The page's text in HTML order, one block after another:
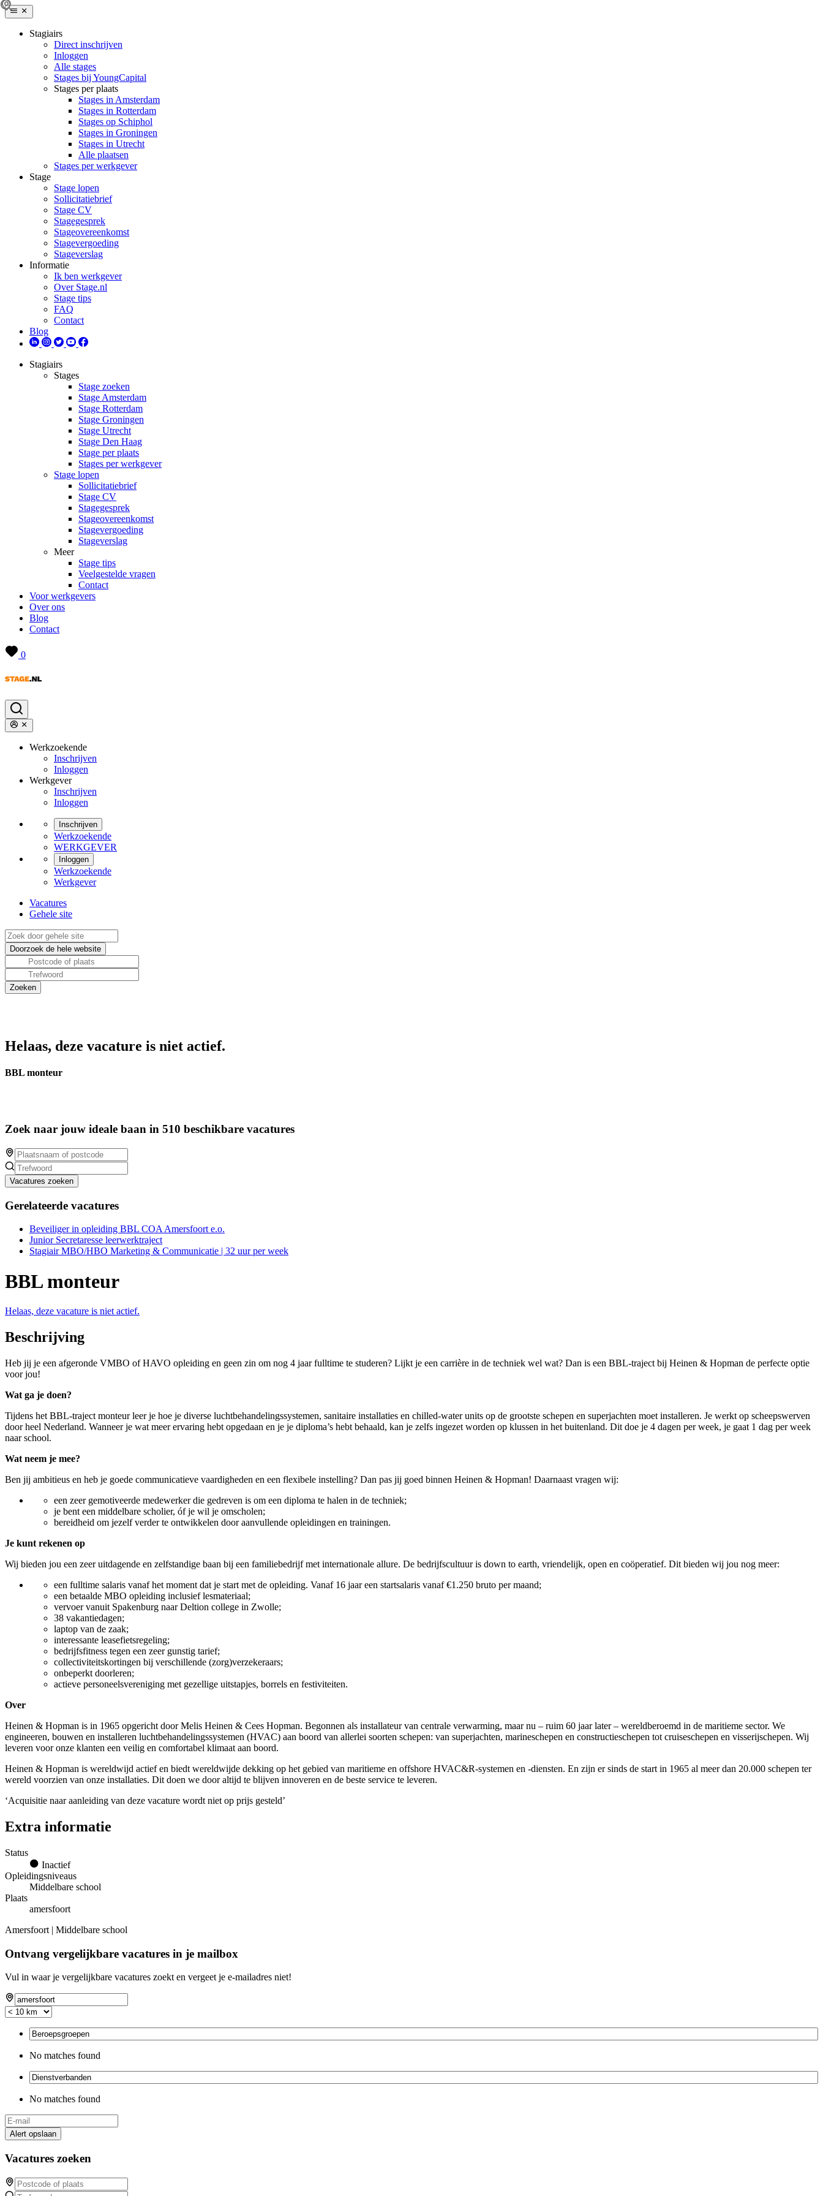
Stagiairs
Direct inschrijven
Inloggen
Alle stages
Stages bij YoungCapital
Stages per plaats
Stages in Amsterdam
Stages in Rotterdam
Stages op Schiphol
Stages in Groningen
Stages in Utrecht
Alle plaatsen
Stages per werkgever
Stage
Stage lopen
Sollicitatiebrief
Stage CV
Stagegesprek
Stageovereenkomst
Stagevergoeding
Stageverslag
Informatie
Ik ben werkgever
Over Stage.nl
Stage tips
FAQ
Contact
Blog
Stagiairs
Stages
Stage zoeken
Stage Amsterdam
Stage Rotterdam
Stage Groningen
Stage Utrecht
Stage Den Haag
Stage per plaats
Stages per werkgever
Stage lopen
Sollicitatiebrief
Stage CV
Stagegesprek
Stageovereenkomst
Stagevergoeding
Stageverslag
Meer
Stage tips
Veelgestelde vragen
Contact
Voor werkgevers
Over ons
Blog
Contact
0
Werkzoekende
Inschrijven
Inloggen
Werkgever
Inschrijven
Inloggen
Inschrijven
Werkzoekende
WERKGEVER
Inloggen
Werkzoekende
Werkgever
Vacatures
Gehele site
Helaas, deze vacature is niet actief.
BBL monteur
Zoek naar jouw ideale baan in 510 beschikbare vacatures
Vacatures zoeken
Gerelateerde vacatures
Beveiliger in opleiding BBL COA Amersfoort e.o.
Junior Secretaresse leerwerktraject
Stagiair MBO/HBO Marketing & Communicatie | 32 uur per week
BBL monteur
Helaas, deze vacature is niet actief.
Beschrijving
Heb jij je een afgeronde VMBO of HAVO opleiding en geen zin om nog 4 jaar fulltime te studeren? Lijkt je een carrière in de techniek wel wat? Dan is een BBL-traject bij Heinen & Hopman de perfecte optie
voor jou!
Wat ga je doen?
Tijdens het BBL-traject monteur leer je hoe je diverse luchtbehandelingssystemen, sanitaire installaties en chilled-water units op de grootste schepen en superjachten moet installeren. Je werkt op scheepswerven
door heel Nederland. Wanneer je wat meer ervaring hebt opgedaan en je je diploma’s hebt behaald, kan je zelfs ingezet worden op klussen in het buitenland. Dit doe je 4 dagen per week, je gaat 1 dag per week
naar school.
Wat neem je mee?
Ben jij ambitieus en heb je goede communicatieve vaardigheden en een flexibele instelling? Dan pas jij goed binnen Heinen & Hopman! Daarnaast vragen wij:
een zeer gemotiveerde medewerker die gedreven is om een diploma te halen in de techniek;
je bent een middelbare scholier, óf je wil je omscholen;
bereidheid om jezelf verder te ontwikkelen door aanvullende opleidingen en trainingen.
Je kunt rekenen op
Wij bieden jou een zeer uitdagende en zelfstandige baan bij een familiebedrijf met internationale allure. De bedrijfscultuur is down to earth, vriendelijk, open en coöperatief. Dit bieden wij jou nog meer:
een fulltime salaris vanaf het moment dat je start met de opleiding. Vanaf 16 jaar een startsalaris vanaf €1.250 bruto per maand;
een betaalde MBO opleiding inclusief lesmateriaal;
vervoer vanuit Spakenburg naar Deltion college in Zwolle;
38 vakantiedagen;
laptop van de zaak;
interessante leasefietsregeling;
bedrijfsfitness tegen een zeer gunstig tarief;
collectiviteitskortingen bij verschillende (zorg)verzekeraars;
onbeperkt doorleren;
actieve personeelsvereniging met gezellige uitstapjes, borrels en festiviteiten.
Over
Heinen & Hopman is in 1965 opgericht door Melis Heinen & Cees Hopman. Begonnen als installateur van centrale verwarming, maar nu – ruim 60 jaar later – wereldberoemd in de maritieme sector. We
engineeren, bouwen en installeren luchtbehandelingssystemen (HVAC) aan boord van allerlei soorten schepen: van superjachten, marineschepen en constructieschepen tot cruiseschepen en visserijschepen. Wij
leveren voor onze klanten een veilig en comfortabel klimaat aan boord.
Heinen & Hopman is wereldwijd actief en biedt wereldwijde dekking op het gebied van maritieme en offshore HVAC&R-systemen en -diensten. En zijn er sinds de start in 1965 al meer dan 20.000 schepen ter
wereld voorzien van onze installaties. Dit doen we door altijd te blijven innoveren en de beste service te leveren.
‘Acquisitie naar aanleiding van deze vacature wordt niet op prijs gesteld’
Extra informatie
Status
Inactief
Opleidingsniveaus
Middelbare school
Plaats
amersfoort
Amersfoort | Middelbare school
Ontvang vergelijkbare vacatures in je mailbox
Vul in waar je vergelijkbare vacatures zoekt en vergeet je e-mailadres niet!
No matches found
No matches found
Alert opslaan
Vacatures zoeken